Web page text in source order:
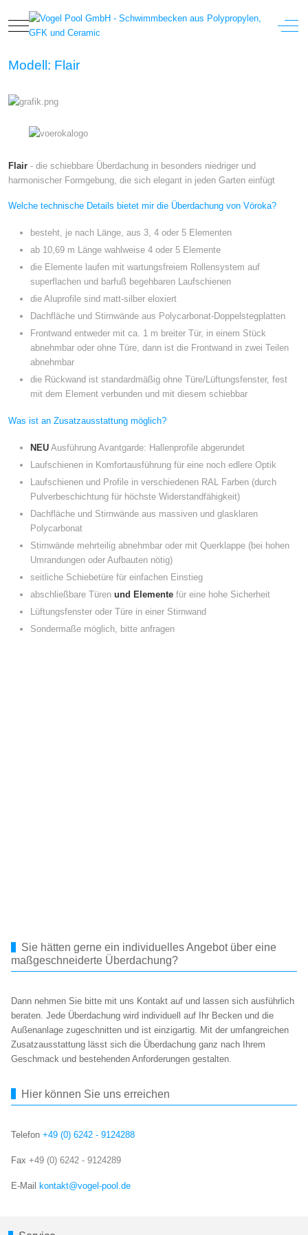
Mobile Menu Toggle Off-
Modell: Flair
Flair - die schiebbare Überdachung in besonders niedriger und
harmonischer Formgebung, die sich elegant in jeden Garten einfügt
Welche technische Details bietet mir die Überdachung von Vöroka?
besteht, je nach Länge, aus 3, 4 oder 5 Elementen
ab 10,69 m Länge wahlweise 4 oder 5 Elemente
die Elemente laufen mit wartungsfreiem Rollensystem auf
superflachen und barfuß begehbaren Laufschienen
die Aluprofile sind matt-silber eloxiert
Dachfläche und Stirnwände aus Polycarbonat-Doppelstegplatten
Frontwand entweder mit ca. 1 m breiter Tür, in einem Stück
abnehmbar oder ohne Türe, dann ist die Frontwand in zwei Teilen
abnehmbar
die Rückwand ist standardmäßig ohne Türe/Lüftungsfenster, fest
mit dem Element verbunden und mit diesem schiebbar
Was ist an Zusatzausstattung möglich?
NEU Ausführung Avantgarde: Hallenprofile abgerundet
Laufschienen in Komfortausführung für eine noch edlere Optik
Laufschienen und Profile in verschiedenen RAL Farben (durch
Pulverbeschichtung für höchste Widerstandfähigkeit)
Dachfläche und Stirnwände aus massiven und glasklaren
Polycarbonat
Stirnwände mehrteilig abnehmbar oder mit Querklappe (bei hohen
Umrandungen oder Aufbauten nötig)
seitliche Schiebetüre für einfachen Einstieg
abschließbare Türen und Elemente für eine hohe Sicherheit
Lüftungsfenster oder Türe in einer Stirnwand
Sondermaße möglich, bitte anfragen
Sie hätten gerne ein individuelles Angebot über eine
maßgeschneiderte Überdachung?
Dann nehmen Sie bitte mit uns Kontakt auf und lassen sich ausführlich
beraten. Jede Überdachung wird individuell auf Ihr Becken und die
Außenanlage zugeschnitten und ist einzigartig. Mit der umfangreichen
Zusatzausstattung lässt sich die Überdachung ganz nach Ihrem
Geschmack und bestehenden Anforderungen gestalten.
Hier können Sie uns erreichen
Telefon+49 (0) 6242 - 9124288
Fax +49 (0) 6242 - 9124289
E-Mail kontakt@vogel-pool.de